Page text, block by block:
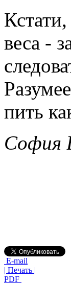
веса -
пить
София
E-mail
| Печать |
PDF